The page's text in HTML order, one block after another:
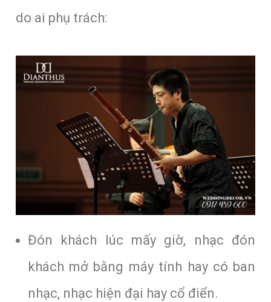
do ai phụ trách:
Đón khách lúc mấy giờ, nhạc đón
khách mở bằng máy tính hay có ban
nhạc, nhạc hiện đại hay cổ điển.